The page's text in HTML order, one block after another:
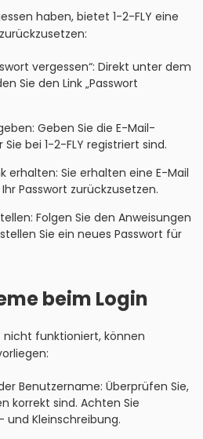
haben, bietet 1-2-FLY eine
vergessen“: Direkt unter dem
Sie den Link „Passwort
Geben Sie die E-Mail-
bei 1-2-FLY registriert sind.
erhalten: Sie erhalten eine E-Mail
Passwort zurückzusetzen.
Folgen Sie den Anweisungen
Sie ein neues Passwort für
beim Login
nicht funktioniert, können
Benutzername: Überprüfen Sie,
korrekt sind. Achten Sie
Kleinschreibung.